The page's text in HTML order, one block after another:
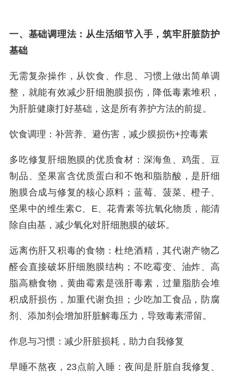
一、基础调理法：从生活细节入手，筑牢肝脏防护
基础
无需复杂操作，从饮食、作息、习惯上做出简单调
整，就能有效减少肝细胞膜损伤，降低毒素堆积，
为肝脏健康打好基础，这是所有养护方法的前提。
饮食调理：补营养、避伤害，减少膜损伤+控毒素
多吃修复肝细胞膜的优质食材：深海鱼、鸡蛋、豆
制品、坚果富含优质蛋白和不饱和脂肪酸，是肝细
胞膜合成与修复的核心原料；蓝莓、菠菜、橙子、
坚果中的维生素C、E、花青素等抗氧化物质，能清
除自由基，减少氧化对肝细胞膜的破坏。
远离伤肝又积毒的食物：杜绝酒精，其代谢产物乙
醛会直接破坏肝细胞膜结构；不吃霉变、油炸、高
脂高糖食物，黄曲霉素是强肝毒素，过量脂肪会堆
积成肝损伤，加重代谢负担；少吃加工食品，防腐
剂、添加剂会增加肝脏解毒压力，导致毒素滞留。
作息与习惯：减少肝脏损耗，助力自我修复
早睡不熬夜，23点前入睡：夜间是肝脏自我修复、